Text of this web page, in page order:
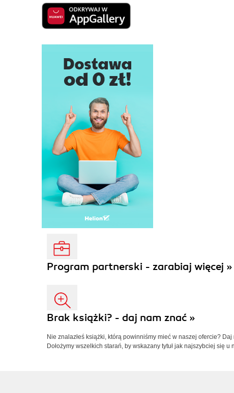
Program partnerski - zarabiaj więcej »
Brak książki? - daj nam znać »
Nie znalazłeś książki, którą powinniśmy mieć w naszej ofercie? Daj
Dołożymy wszelkich starań, by wskazany tytuł jak najszybciej się u